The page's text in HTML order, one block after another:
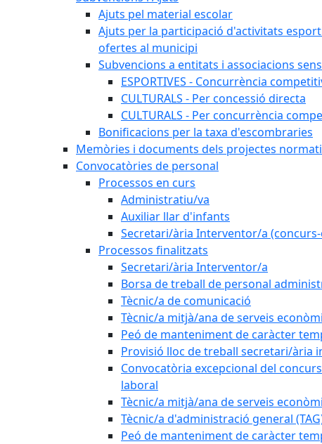
Ajuts pel material escolar
Ajuts per la participació d'activitats
ofertes al municipi
Subvencions a entitats i associacions
ESPORTIVES - Concurrència
CULTURALS - Per concessió directa
CULTURALS - Per concurrència
Bonificacions per la taxa d'escombraries
Memòries i documents dels projectes
Convocatòries de personal
Processos en curs
Administratiu/va
Auxiliar llar d'infants
Secretari/ària Interventor/a
Processos finalitzats
Secretari/ària Interventor/a
Borsa de treball de personal
Tècnic/a de comunicació
Tècnic/a mitjà/ana de serveis
Peó de manteniment de caràcter
Provisió lloc de treball secretari/ària
Convocatòria excepcional del
laboral
Tècnic/a mitjà/ana de serveis
Tècnic/a d'administració general
Peó de manteniment de caràcter